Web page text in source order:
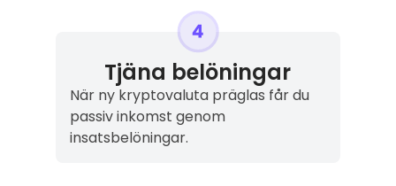
Tjäna belöningar
När ny kryptovaluta präglas får du
passiv inkomst genom
insatsbelöningar.